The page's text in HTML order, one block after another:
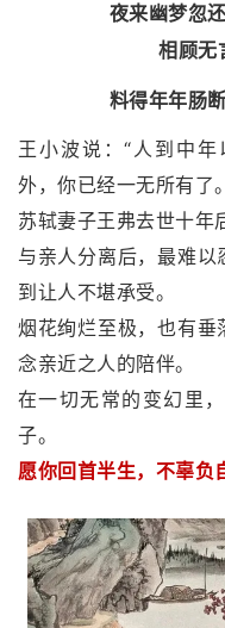
夜来幽梦忽
相顾无
料得年年肠
王小波说：“人到中
外，你已经一无所有了
苏轼妻子王弗去世十年
与亲人分离后，最难
到让人不堪承受。
烟花绚烂至极，也有垂
念亲近之人的陪伴。
在一切无常的变幻里
子。
愿你回首半生，不辜负